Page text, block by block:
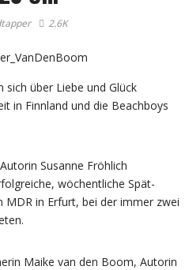
2.6K
sich über Liebe und Glück
in Finnland und die Beachboys
Susanne Fröhlich
wöchentliche Spät-
MDR in Erfurt, bei der immer zwei
Maike van den Boom, Autorin